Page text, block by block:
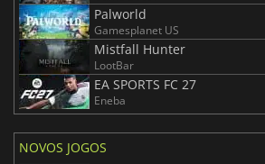
Palworld
Gamesplanet US
Mistfall Hunter
LootBar
EA SPORTS FC 27
Eneba
NOVOS JOGOS